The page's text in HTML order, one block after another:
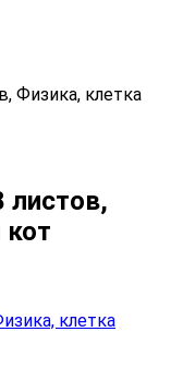
Физика, клетка
листов,